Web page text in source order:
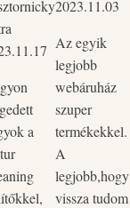
a
2023.11.03
Az egyik
legjobb
webáruház
szuper
termékekkel.
A
legjobb,hogy
vissza tudom